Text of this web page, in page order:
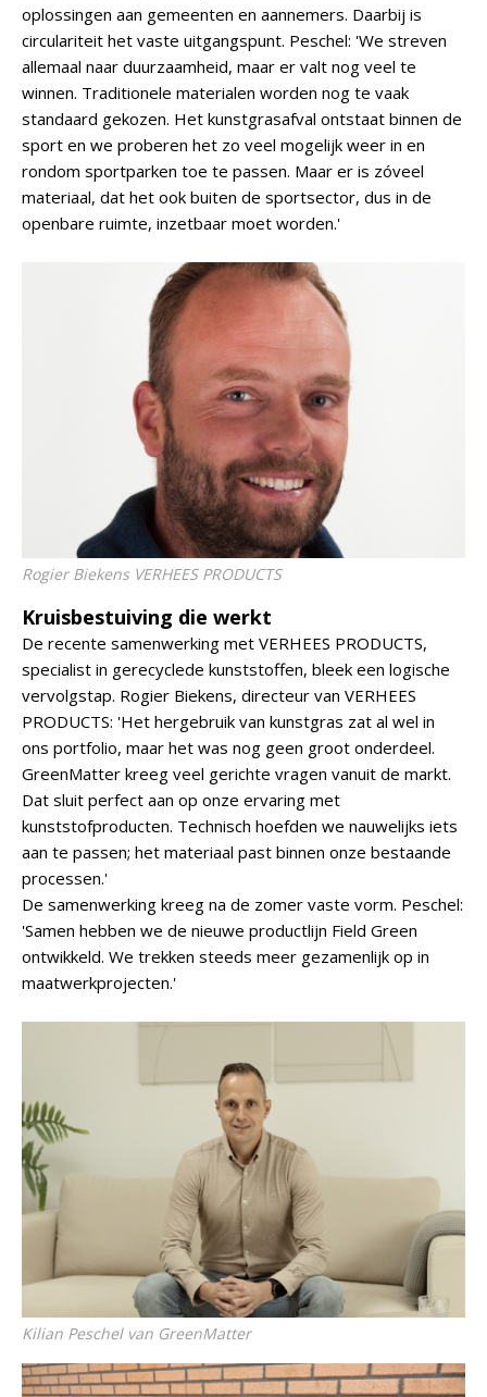
oplossingen aan gemeenten en aannemers. Daarbij is
circulariteit het vaste uitgangspunt. Peschel: 'We streven
allemaal naar duurzaamheid, maar er valt nog veel te
winnen. Traditionele materialen worden nog te vaak
standaard gekozen. Het kunstgrasafval ontstaat binnen de
sport en we proberen het zo veel mogelijk weer in en
rondom sportparken toe te passen. Maar er is zóveel
materiaal, dat het ook buiten de sportsector, dus in de
openbare ruimte, inzetbaar moet worden.'
Rogier Biekens VERHEES PRODUCTS
Kruisbestuiving die werkt
De recente samenwerking met VERHEES PRODUCTS,
specialist in gerecyclede kunststoffen, bleek een logische
vervolgstap. Rogier Biekens, directeur van VERHEES
PRODUCTS: 'Het hergebruik van kunstgras zat al wel in
ons portfolio, maar het was nog geen groot onderdeel.
GreenMatter kreeg veel gerichte vragen vanuit de markt.
Dat sluit perfect aan op onze ervaring met
kunststofproducten. Technisch hoefden we nauwelijks iets
aan te passen; het materiaal past binnen onze bestaande
processen.'
De samenwerking kreeg na de zomer vaste vorm. Peschel:
'Samen hebben we de nieuwe productlijn Field Green
ontwikkeld. We trekken steeds meer gezamenlijk op in
maatwerkprojecten.'
Kilian Peschel van GreenMatter